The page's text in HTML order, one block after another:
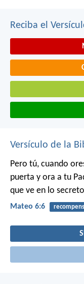
Reciba el
Versículo de la
Pero tú, cuando
puerta y ora a tu
que ve en lo
Mateo 6:6